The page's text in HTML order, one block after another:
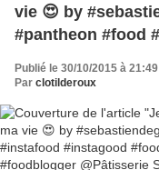
vie 😍 by
#pantheon #food #instafood #instagood #foodie
#yummy
#foodblogger
Publié le 30/10/2015 à 21:49
Par clotilderoux